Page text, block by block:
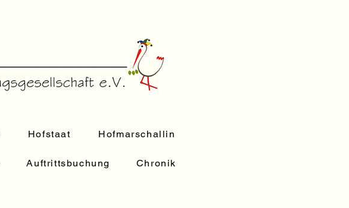
Hofstaat Hofmarschallin
Auftrittsbuchung Chronik